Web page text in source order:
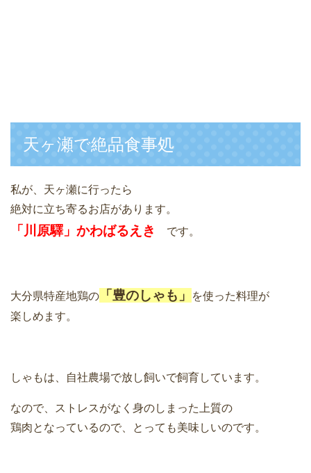
天ヶ瀬で絶品食事処
私が、天ヶ瀬に行ったら
絶対に立ち寄るお店があります。
「川原驛」かわばるえき です。
大分県特産地鶏の 「豊のしゃも」
を使った料理が
楽しめます。
しゃもは、自社農場で放し飼いで飼育しています。
なので、ストレスがなく身のしまった上質の
鶏肉となっているので、とっても美味しいのです。